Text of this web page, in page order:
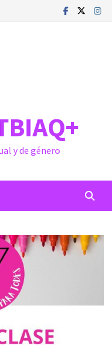
y de género